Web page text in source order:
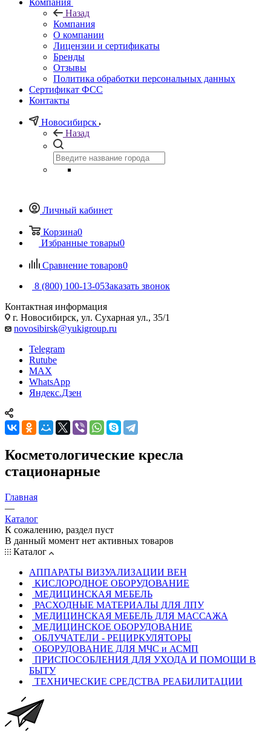
Назад
Компания
О компании
Лицензии и сертификаты
Бренды
Отзывы
Политика обработки персональных данных
Сертификат ФСС
Контакты
Новосибирск
Назад
Личный кабинет
Корзина0
Избранные товары0
Сравнение товаров0
8 (800) 100-13-05Заказать звонок
Контактная информация
г. Новосибирск, ул. Сухарная ул., 35/1
novosibirsk@yukigroup.ru
Telegram
Rutube
MAX
WhatsApp
Яндекс.Дзен
Косметологические кресла
стационарные
Главная
—
Каталог
К сожалению, раздел пуст
В данный момент нет активных товаров
Каталог
АППАРАТЫ ВИЗУАЛИЗАЦИИ ВЕН
КИСЛОРОДНОЕ ОБОРУДОВАНИЕ
МЕДИЦИНСКАЯ МЕБЕЛЬ
РАСХОДНЫЕ МАТЕРИАЛЫ ДЛЯ ЛПУ
МЕДИЦИНСКАЯ МЕБЕЛЬ ДЛЯ МАССАЖА
МЕДИЦИНСКОЕ ОБОРУДОВАНИЕ
ОБЛУЧАТЕЛИ - РЕЦИРКУЛЯТОРЫ
ОБОРУДОВАНИЕ ДЛЯ МЧС и АСМП
ПРИСПОСОБЛЕНИЯ ДЛЯ УХОДА И ПОМОЩИ В
БЫТУ
ТЕХНИЧЕСКИЕ СРЕДСТВА РЕАБИЛИТАЦИИ